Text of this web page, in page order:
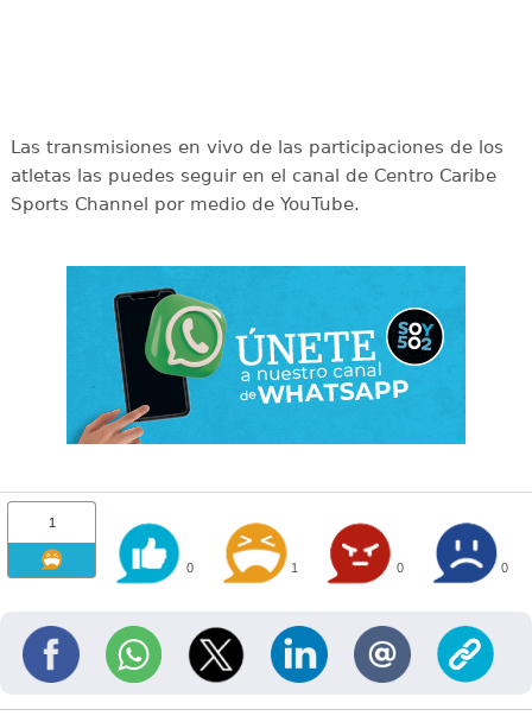
Las transmisiones en vivo de las participaciones de los
atletas las puedes seguir en el canal de Centro Caribe
Sports Channel por medio de YouTube.
1
0 1 0 0